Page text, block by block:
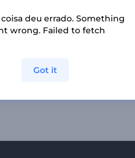
Visualizador de Música Retro-Cyberpunk
deu errado. Something
wrong. Failed to fetch
Got it